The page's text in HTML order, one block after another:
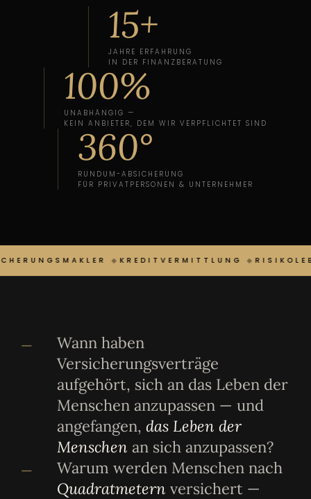
15+
JAHRE ERFAHRUNG
IN DER FINANZBERATUNG
100%
UNABHÄNGIG —
KEIN ANBIETER, DEM WIR VERPFLICHTET SIND
360°
RUNDUM-ABSICHERUNG
FÜR PRIVATPERSONEN & UNTERNEHMER
◆KREDITVERMITTLUNG ◆
—
Wann haben
Versicherungsverträge
aufgehört, sich an das Leben der
Menschen anzupassen — und
angefangen, das Leben der
Menschen an sich anzupassen?
—
Warum werden Menschen nach
Quadratmetern versichert —